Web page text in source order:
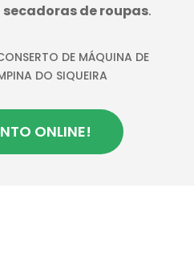
secadoras de roupas.
DE MÁQUINA DE
DO SIQUEIRA
ONLINE!